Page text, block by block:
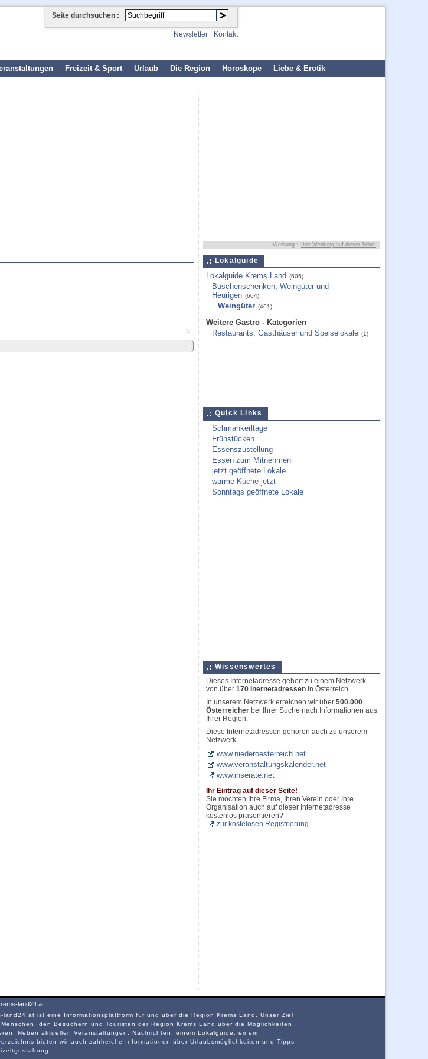
Seite durchsuchen :
Newsletter Kontakt
Freizeit & Sport Urlaub Die Region Horoskope Liebe & Erotik
C
Werbung : Ihre Werbung auf dieser Seite!
Lokalguide
Lokalguide Krems Land (605)
Buschenschenken, Weingüter und
Heurigen (604)
Weingüter (461)
Weitere Gastro - Kategorien
Restaurants, Gasthäuser und Speiselokale (1)
Quick Links
Schmankerltage
Frühstücken
Essenszustellung
Essen zum Mitnehmen
jetzt geöffnete Lokale
warme Küche jetzt
Sonntags geöffnete Lokale
Wissenswertes
Dieses Internetadresse gehört zu einem Netzwerk
von über 170 Inernetadressen in Österreich.
In unserem Netzwerk erreichen wir über 500.000
Österreicher bei Ihrer Suche nach Informationen aus
Ihrer Region.
Diese Internetadressen gehören auch zu unserem
Netzwerk
www.niederoesterreich.net
www.veranstaltungskalender.net
www.inserate.net
Ihr Eintrag auf dieser Seite!
Sie möchten Ihre Firma, Ihren Verein oder Ihre
Organisation auch auf dieser Internetadresse
kostenlos präsentieren?
zur kostelosen Registrierung
land24.at
land24.at ist eine Informationsplattform für und über die Region Krems Land. Unser Ziel
den Besuchern und Touristen der Region Krems Land über die Möglichkeiten
Neben aktuellen Veranstaltungen, Nachrichten, einem Lokalguide, einem
bieten wir auch zahlreiche Informationen über Urlaubsmöglichkeiten und Tipps